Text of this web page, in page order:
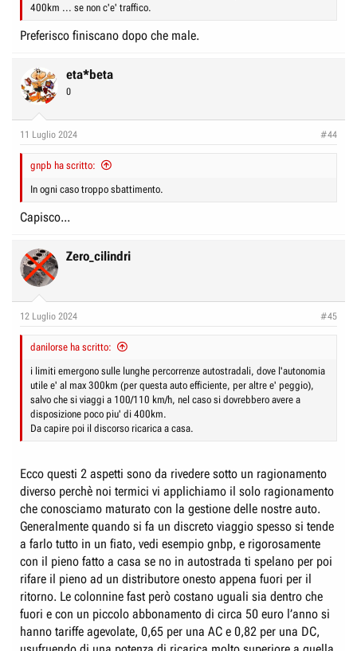
400km ... se non c'e' traffico.
Preferisco finiscano dopo che male.
eta*beta
0
11 Luglio 2024 #44
gnpb ha scritto:
In ogni caso troppo sbattimento.
Capisco...
Zero_cilindri
12 Luglio 2024 #45
danilorse ha scritto:
i limiti emergono sulle lunghe percorrenze autostradali, dove l'autonomia
utile e' al max 300km (per questa auto efficiente, per altre e' peggio),
salvo che si viaggi a 100/110 km/h, nel caso si dovrebbero avere a
disposizione poco piu' di 400km.
Da capire poi il discorso ricarica a casa.
Ecco questi 2 aspetti sono da rivedere sotto un ragionamento
diverso perchè noi termici vi applichiamo il solo ragionamento
che conosciamo maturato con la gestione delle nostre auto.
Generalmente quando si fa un discreto viaggio spesso si tende
a farlo tutto in un fiato, vedi esempio gnbp, e rigorosamente
con il pieno fatto a casa se no in autostrada ti spelano per poi
rifare il pieno ad un distributore onesto appena fuori per il
ritorno. Le colonnine fast però costano uguali sia dentro che
fuori e con un piccolo abbonamento di circa 50 euro l’anno si
hanno tariffe agevolate, 0,65 per una AC e 0,82 per una DC,